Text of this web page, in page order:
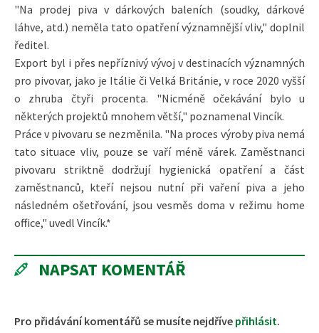
"Na prodej piva v dárkových baleních (soudky, dárkové
láhve, atd.) neměla tato opatření významnější vliv," doplnil
ředitel.
Export byl i přes nepříznivý vývoj v destinacích významných
pro pivovar, jako je Itálie či Velká Británie, v roce 2020 vyšší
o zhruba čtyři procenta. "Nicméně očekávání bylo u
některých projektů mnohem větší," poznamenal Vincík.
Práce v pivovaru se nezměnila. "Na proces výroby piva nemá
tato situace vliv, pouze se vaří méně várek. Zaměstnanci
pivovaru striktně dodržují hygienická opatření a část
zaměstnanců, kteří nejsou nutní při vaření piva a jeho
následném ošetřování, jsou vesměs doma v režimu home
office," uvedl Vincík.*
NAPSAT KOMENTÁŘ
Pro přidávání komentářů se musíte nejdříve přihlásit.